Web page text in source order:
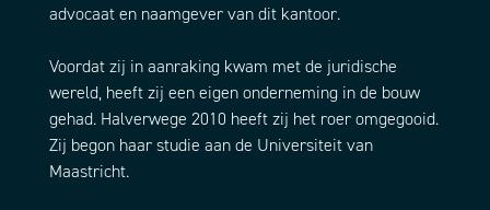
advocaat en naamgever van dit kantoor.
Voordat zij in aanraking kwam met de juridische
wereld, heeft zij een eigen onderneming in de bouw
gehad. Halverwege 2010 heeft zij het roer omgegooid.
Zij begon haar studie aan de Universiteit van
Maastricht.